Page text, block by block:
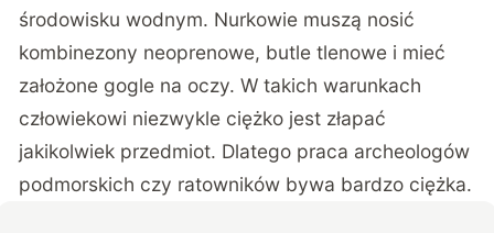
środowisku wodnym. Nurkowie muszą nosić
kombinezony neoprenowe, butle tlenowe i mieć
założone gogle na oczy. W takich warunkach
człowiekowi niezwykle ciężko jest złapać
jakikolwiek przedmiot. Dlatego praca archeologów
podmorskich czy ratowników bywa bardzo ciężka.